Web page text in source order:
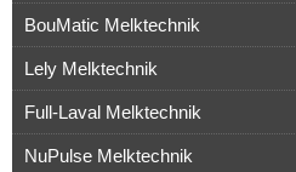
BouMatic Melktechnik
Lely Melktechnik
Full-Laval Melktechnik
NuPulse Melktechnik